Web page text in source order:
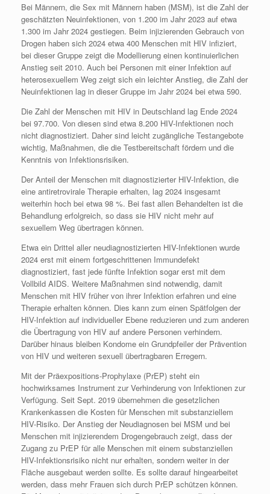
Bei Männern, die Sex mit Männern haben (MSM), ist die Zahl der
geschätzten Neu­infektionen, von 1.200 im Jahr 2023 auf etwa
1.300 im Jahr 2024 gestiegen. Beim injizierenden Gebrauch von
Drogen haben sich 2024 etwa 400 Menschen mit HIV infiziert,
bei dieser Gruppe zeigt die Modellierung einen kontinuierlichen
Anstieg seit 2010. Auch bei Personen mit einer Infektion auf
heterosexuellem Weg zeigt sich ein leichter Anstieg, die Zahl der
Neu­infektionen lag in dieser Gruppe im Jahr 2024 bei etwa 590.
Die Zahl der Menschen mit HIV in Deutschland lag Ende 2024
bei 97.700. Von diesen sind etwa 8.200 HIV-Infektionen noch
nicht diagnostiziert. Daher sind leicht zugängliche Testangebote
wichtig, Maßnahmen, die die Testbereitschaft fördern und die
Kenntnis von Infektionsrisiken.
Der Anteil der Menschen mit diagnostizierter HIV-Infektion, die
eine antiretrovirale Therapie erhalten, lag 2024 insgesamt
weiterhin hoch bei etwa 98 %. Bei fast allen Behandelten ist die
Behandlung erfolgreich, so dass sie HIV nicht mehr auf
sexuellem Weg über­tragen können.
Etwa ein Drittel aller neudiagnostizierten HIV-Infektionen wurde
2024 erst mit einem fortgeschrittenen Immundefekt
diagnostiziert, fast jede fünfte Infektion sogar erst mit dem
Vollbild AIDS. Weitere Maßnahmen sind notwendig, damit
Menschen mit HIV früher von ihrer Infektion erfahren und eine
Therapie erhalten können. Dies kann zum einen Spätfolgen der
HIV-Infektion auf individueller Ebene reduzieren und zum anderen
die Übertragung von HIV auf andere Personen verhindern.
Darüber hinaus bleiben Kondome ein Grund­pfeiler der Prävention
von HIV und weiteren sexuell übertragbaren Erregern.
Mit der Präexpositions-Prophylaxe (PrEP) steht ein
hochwirksames Instrument zur Verhinderung von Infektionen zur
Verfügung. Seit Sept. 2019 übernehmen die gesetzlichen
Krankenkassen die Kosten für Menschen mit substanziellem
HIV-Risiko. Der Anstieg der Neudiagnosen bei MSM und bei
Menschen mit injizierendem Drogen­gebrauch zeigt, dass der
Zugang zu PrEP für alle Menschen mit einem substanziellen
HIV-Infektionsrisiko nicht nur erhalten, sondern weiter in der
Fläche ausgebaut werden sollte. Es sollte darauf hingearbeitet
werden, dass mehr Frauen sich durch PrEP schützen können.